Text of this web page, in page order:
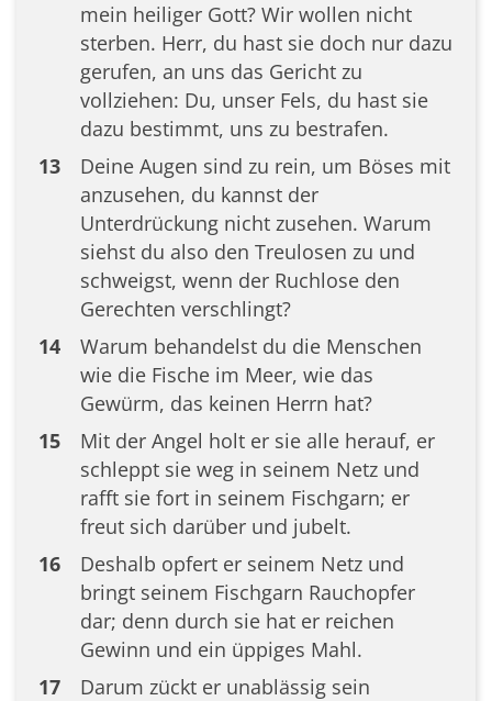
mein heiliger Gott? Wir wollen nicht
sterben. Herr, du hast sie doch nur dazu
gerufen, an uns das Gericht zu
vollziehen: Du, unser Fels, du hast sie
dazu bestimmt, uns zu bestrafen.
13
Deine Augen sind zu rein, um Böses mit
anzusehen, du kannst der
Unterdrückung nicht zusehen. Warum
siehst du also den Treulosen zu und
schweigst, wenn der Ruchlose den
Gerechten verschlingt?
14
Warum behandelst du die Menschen
wie die Fische im Meer, wie das
Gewürm, das keinen Herrn hat?
15
Mit der Angel holt er sie alle herauf, er
schleppt sie weg in seinem Netz und
rafft sie fort in seinem Fischgarn; er
freut sich darüber und jubelt.
16
Deshalb opfert er seinem Netz und
bringt seinem Fischgarn Rauchopfer
dar; denn durch sie hat er reichen
Gewinn und ein üppiges Mahl.
17
Darum zückt er unablässig sein